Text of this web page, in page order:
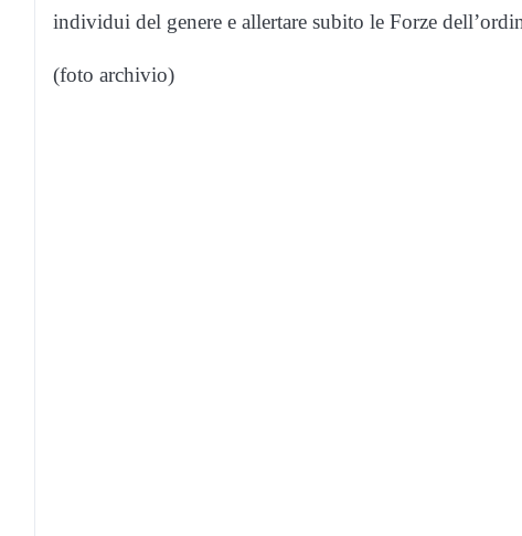
individui del genere e allertare subito le Forze
(foto archivio)